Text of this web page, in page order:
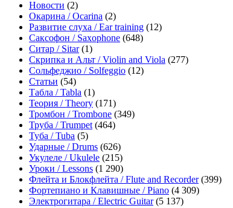
Новости (2)
Окарина / Ocarina (2)
Развитие слуха / Ear training (12)
Саксофон / Saxophone (648)
Ситар / Sitar(1)
Скрипка и Альт / Violin and Viola (277)
Сольфеджио / Solfeggio (12)
Статьи (54)
Табла / Tabla (1)
Теория / Theory (171)
Тромбон / Trombone (349)
Труба / Trumpet (464)
Туба / Tuba (5)
Ударные / Drums (626)
Укулеле / Ukulele (215)
Уроки / Lessons (1 290)
Флейта и Блокфлейта / Flute and Recorder(399)
Фортепиано и Клавишные / Piano (4 309)
Электрогитара / Electric Guitar(5 137)